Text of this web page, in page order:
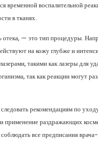
временной воспалительной
в тканях.
отека, — это тип процедуры.
на кожу глубже и
такими как лазеры для
так как реакции могут
рекомендациям по
применение раздражающих
все предписания